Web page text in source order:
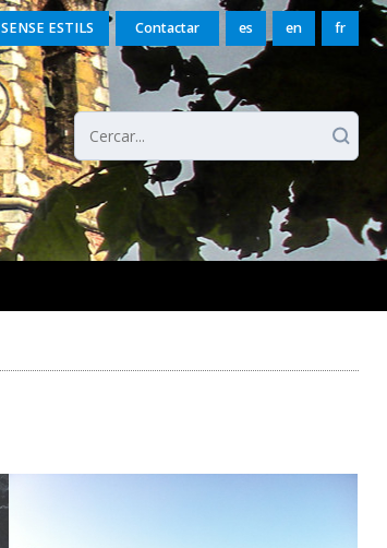
SENSE ESTILS Contactar es en fr